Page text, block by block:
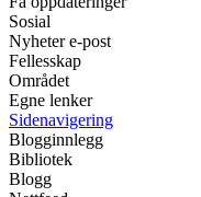
Sosial
Nyheter e-post
Fellesskap
Området
Egne lenker
Sidenavigering
Blogginnlegg
Bibliotek
Blogg